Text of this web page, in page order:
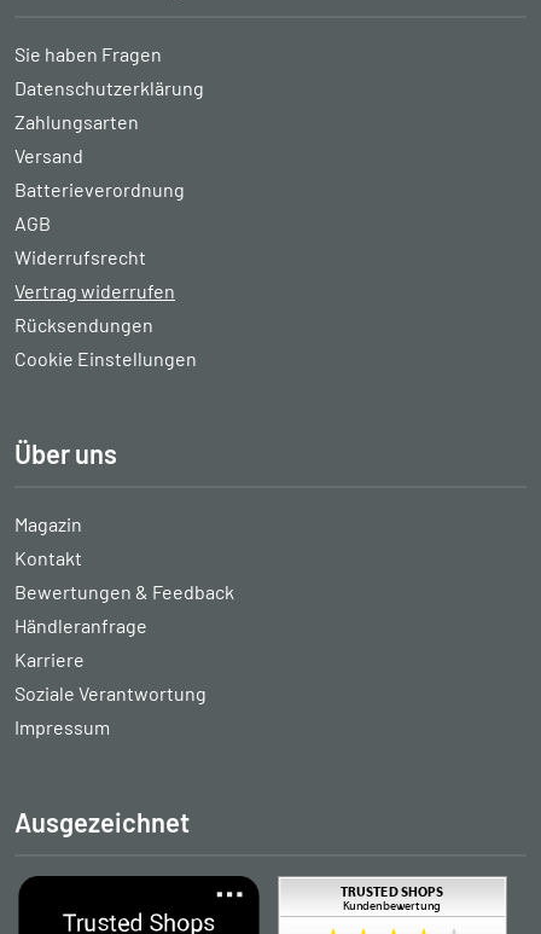
Sie haben Fragen
Datenschutzerklärung
Zahlungsarten
Versand
Batterieverordnung
AGB
Widerrufsrecht
Vertrag widerrufen
Rücksendungen
Cookie Einstellungen
Über uns
Magazin
Kontakt
Bewertungen & Feedback
Händleranfrage
Karriere
Soziale Verantwortung
Impressum
Ausgezeichnet